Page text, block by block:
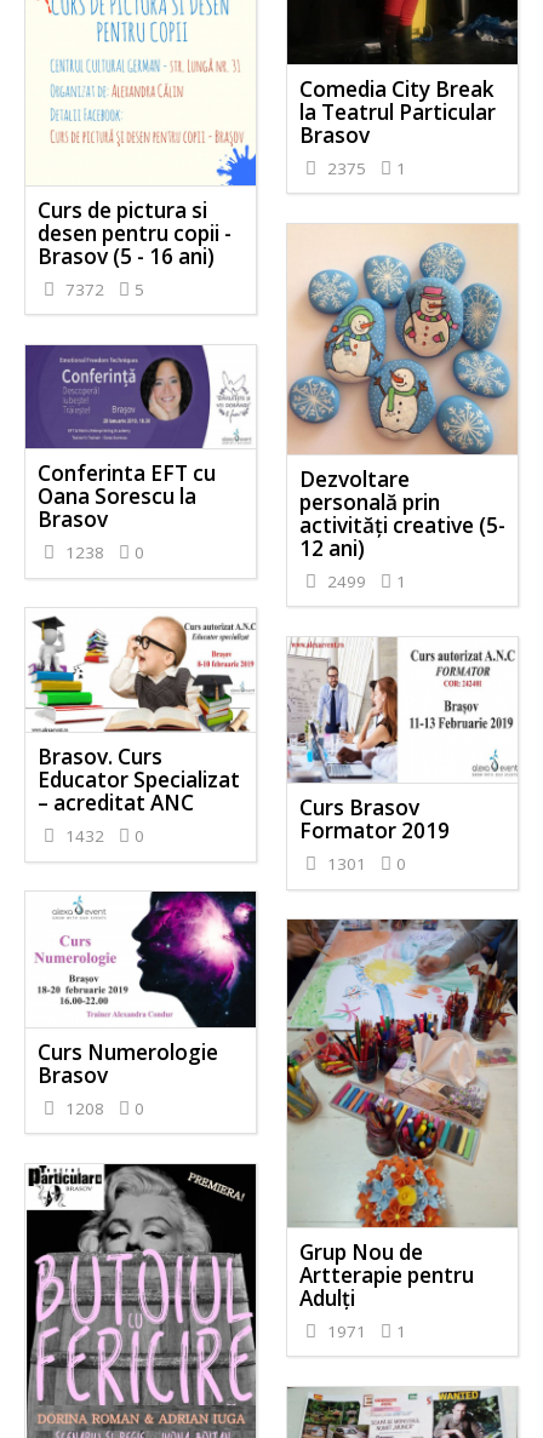
Curs de pictura si
desen pentru copii -
Brasov (5 - 16 ani)
7372 5
Comedia City Break
la Teatrul Particular
Brasov
2375 1
Dezvoltare
personală prin
activităţi creative (5-
12 ani)
2499 1
Conferinta EFT cu
Oana Sorescu la
Brasov
1238 0
Brasov. Curs
Educator Specializat
– acreditat ANC
1432 0
Curs Brasov
Formator 2019
1301 0
Curs Numerologie
Brasov
1208 0
Grup Nou de
Artterapie pentru
Adulți
1971 1